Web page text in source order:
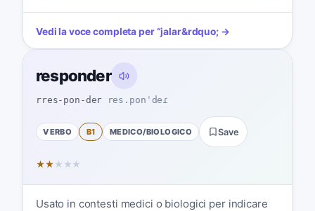
Vedi la voce completa per“jalar&rdquo; →
responder
rres-pon-der res.ponˈdeɾ
VERBO B1 MEDICO/BIOLOGICO Save
★★ ★ ★ ★
Usato in contesti medici o biologici per indicare